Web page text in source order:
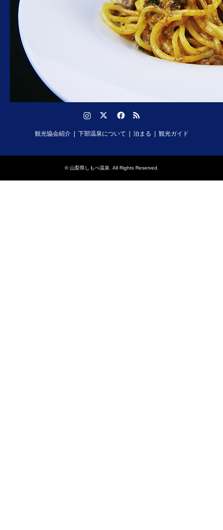
RSS
観光協会紹介 下部温泉について 泊まる 観光ガイド
©山梨県しもべ温泉 . All Rights Reserved.